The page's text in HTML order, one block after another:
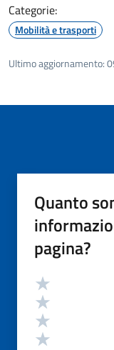
Categorie:
Mobilità e trasporti
Ultimo aggiornamento:
Quanto
pagina?
Valutazione